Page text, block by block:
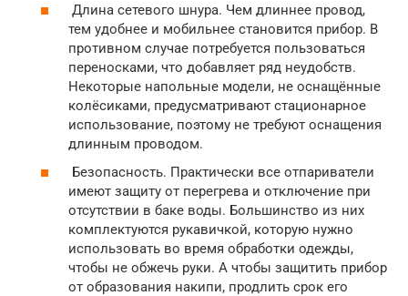
Длина сетевого шнура. Чем длиннее провод,
тем удобнее и мобильнее становится прибор. В
противном случае потребуется пользоваться
переносками, что добавляет ряд неудобств.
Некоторые напольные модели, не оснащённые
колёсиками, предусматривают стационарное
использование, поэтому не требуют оснащения
длинным проводом.
Безопасность. Практически все отпариватели
имеют защиту от перегрева и отключение при
отсутствии в баке воды. Большинство из них
комплектуются рукавичкой, которую нужно
использовать во время обработки одежды,
чтобы не обжечь руки. А чтобы защитить прибор
от образования накипи, продлить срок его